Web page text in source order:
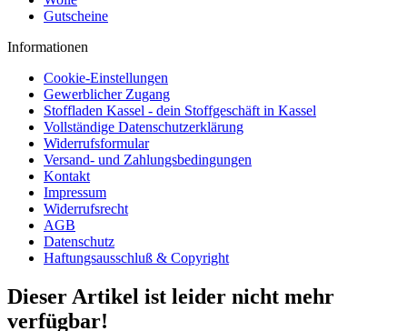
Gutscheine
Informationen
Cookie-Einstellungen
Gewerblicher Zugang
Stoffladen Kassel - dein Stoffgeschäft in Kassel
Vollständige Datenschutzerklärung
Widerrufsformular
Versand- und Zahlungsbedingungen
Kontakt
Impressum
Widerrufsrecht
AGB
Datenschutz
Haftungsausschluß & Copyright
Dieser Artikel ist leider nicht mehr
verfügbar!